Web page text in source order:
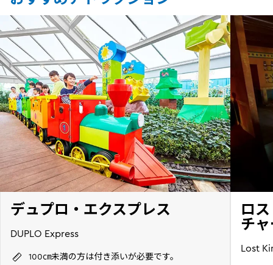
デュプロ・エクスプレス
DUPLO Express
100㎝未満の方は付き添いが必要です。
ロ
チ
Lost